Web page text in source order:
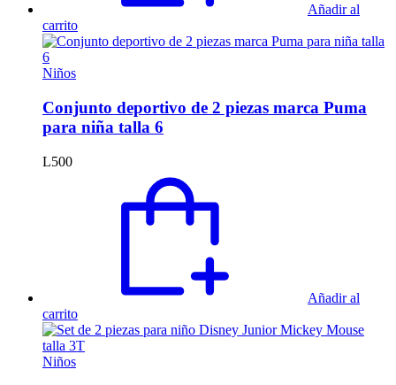
Añadir al
carrito
Niños
Conjunto deportivo de 2 piezas marca Puma
para niña talla 6
L500
Añadir al
carrito
Niños